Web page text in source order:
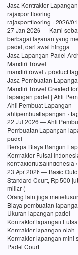
Jasa Kontraktor
rajasportflooring
rajasportflooring › 2026/
27 Jan 2026 — Kami
berbagai layanan yang
padel, dari awal hingga
Jasa Lapangan Padel
Mandiri Trowel
mandiritrowel › product
Jasa Pembuatan
Mandiri Trowel Created
lapangan padel | Ahli
Ahli Pembuat Lapangan
ahlipembuatlapangan ›
22 Jul 2026 — Ahli
Pembuatan Lapangan
padel
Berapa Biaya Bangun
Kontraktor Futsal
kontraktorfutsalindonesia
23 Apr 2026 — Basic
Standard Court, Rp 500
miliar (
Orang lain juga
Biaya pembuatan
Ukuran lapangan padel
Kontraktor lapangan Futsal
Kontraktor lapangan olah
Kontraktor lapangan mini
Padel Court